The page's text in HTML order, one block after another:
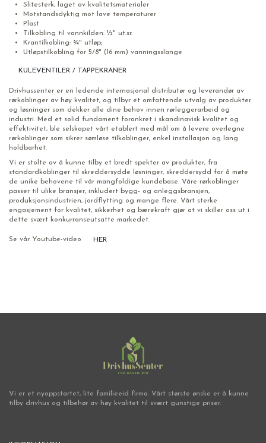
Slitesterk, laget av kvalitetsmaterialer
Motstandsdyktig mot lave temperaturer
Plast
Tilkobling til vannkilden: ½" ut.sr.
Krantilkobling: ¾" utløp;
Utløpstilkobling for 5/8" (16 mm) vanningsslange
KULEVENTILER / TAPPEKRANER
Drivhussenter er en ledende internasjonal distributør og leverandør av
rørkoblinger av høy kvalitet, og tilbyr et omfattende utvalg av produkter
og løsninger som dekker alle dine behov innen rørleggerarbeid og
industri. Med et solid fundament forankret i skandinavisk kvalitet og
effektivitet, ble selskapet vårt etablert med mål om å levere overlegne
rørkoblinger som sikrer sømløse tilkoblinger, enkel installasjon og lang
holdbarhet.
Vi er stolte av å kunne tilby et bredt spekter av produkter, fra
standardkoblinger til skreddersydde løsninger, skreddersydd for å møte
de unike behovene til vår mangfoldige kundebase. Våre rørkoblinger
passer til ulike bransjer, inkludert bygg- og anleggsbransjen,
produksjonsindustrien, jordflytting og mange flere. Vårt sterke
engasjement for kvalitet, sikkerhet og bærekraft gjør at vi skiller oss ut i
dette svært konkurranseutsatte markedet.
Se vår Youtube-video HER
Vi er et nyoppstartet, lite familieeid firma. Vårt største ønske er å kunne
tilby drivhus og tilbehør av høy kvalitet til svært gunstige priser.